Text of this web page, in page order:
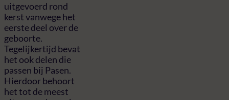
uitgevoerd rond
kerst vanwege het
eerste deel over de
geboorte.
Tegelijkertijd bevat
het ook delen die
passen bij Pasen.
Hierdoor behoort
het tot de meest